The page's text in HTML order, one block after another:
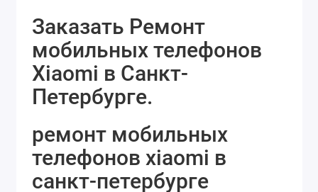
Заказать Ремонт
мобильных телефонов
Xiaomi в Санкт-
Петербурге.
ремонт мобильных
телефонов xiaomi в
санкт-петербурге